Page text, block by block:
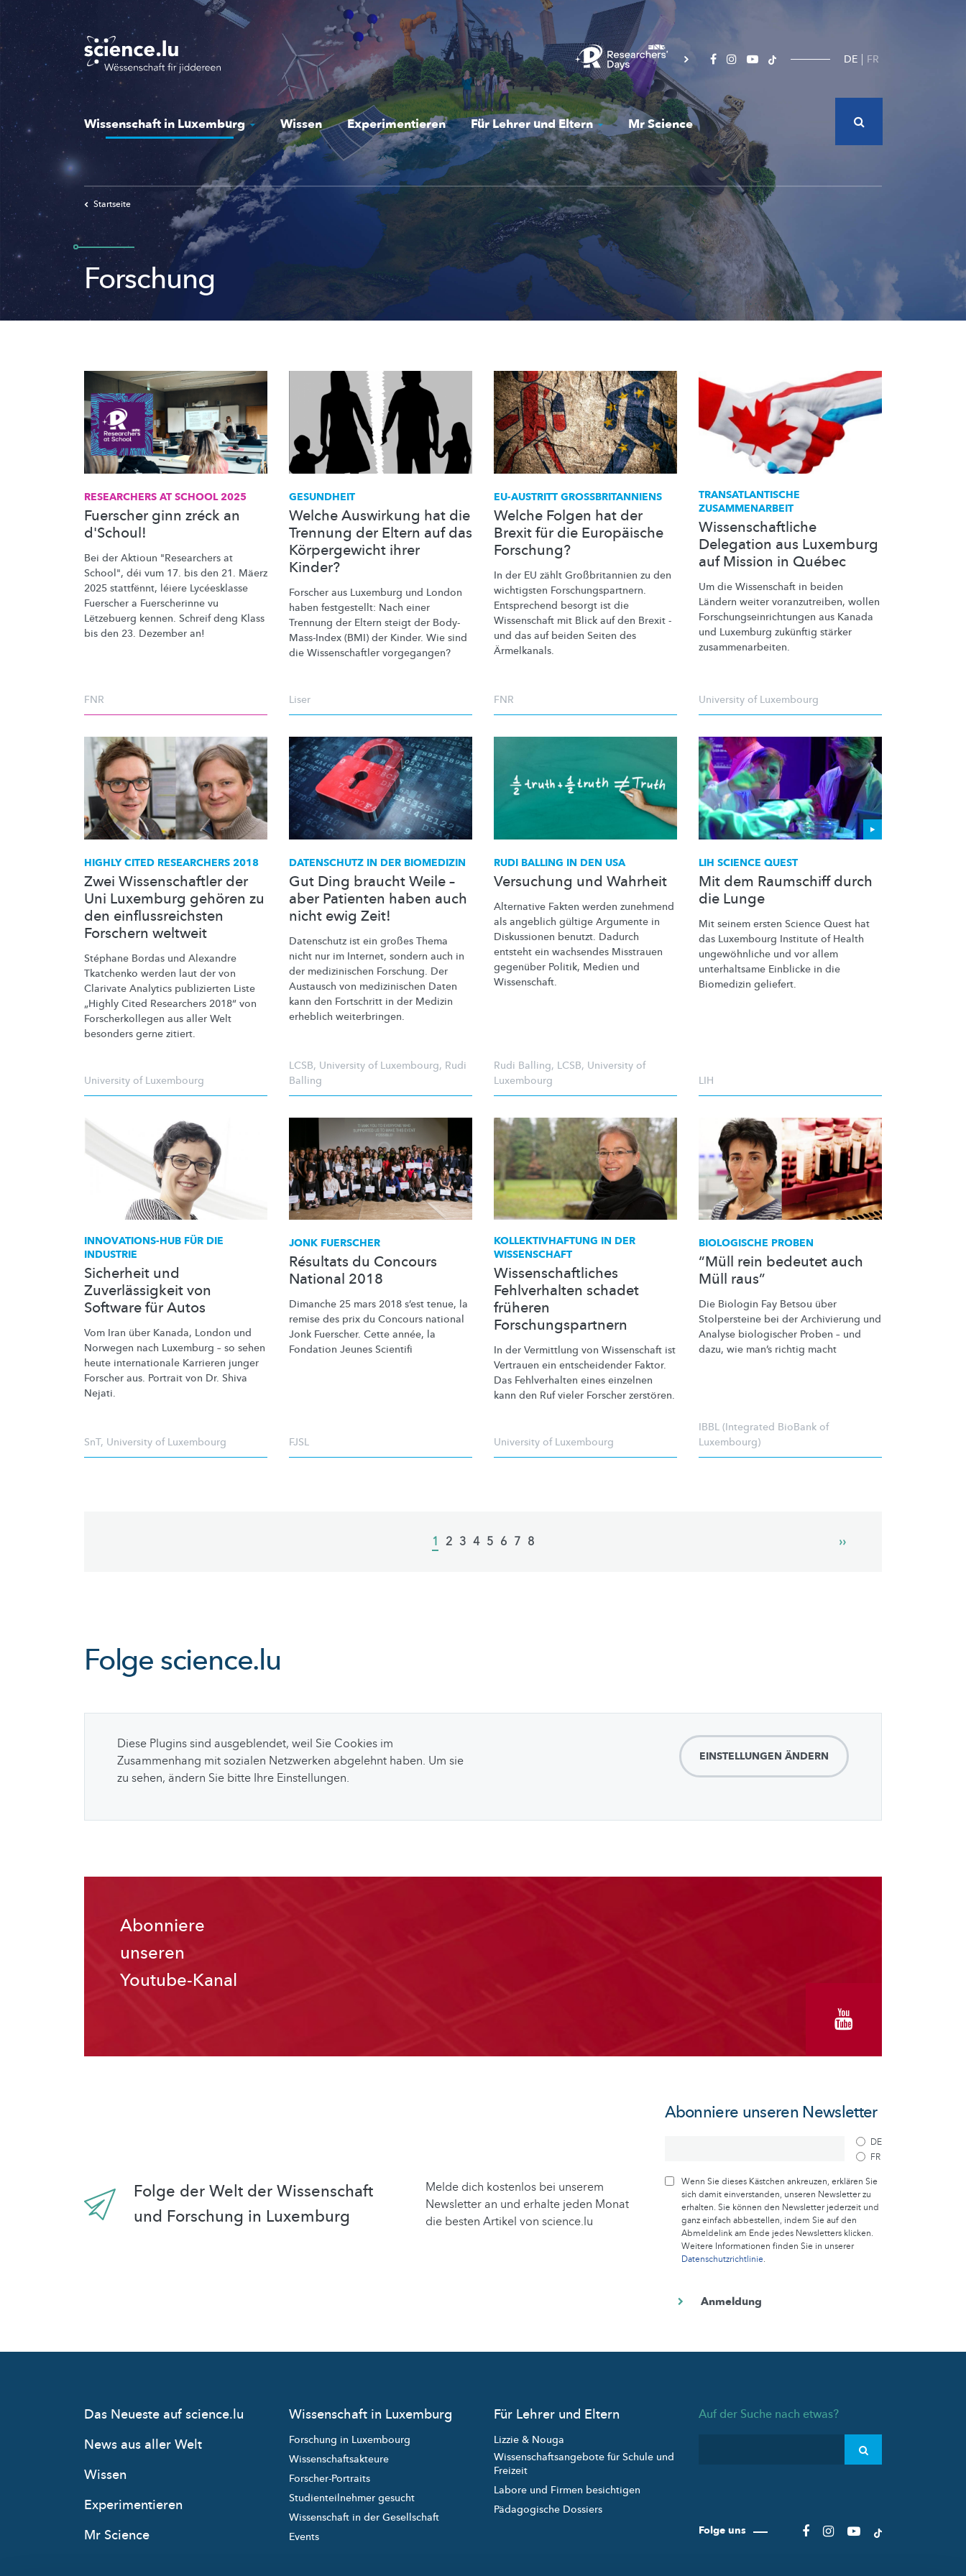
Skip
to
main
content
DE FR
Wissenschaft in Luxemburg Wissen Experimentieren Für Lehrer und Eltern Mr Science
Startseite
Forschung
RESEARCHERS AT SCHOOL 2025
Fuerscher ginn zréck an
d'Schoul!
Bei der Aktioun "Researchers at
School", déi vum 17. bis den 21. Mäerz
2025 stattfënnt, léiere Lycéesklasse
Fuerscher a Fuerscherinne vu
Lëtzebuerg kennen. Schreif deng Klass
bis den 23. Dezember an!
FNR
GESUNDHEIT
Welche Auswirkung hat die
Trennung der Eltern auf das
Körpergewicht ihrer
Kinder?
Forscher aus Luxemburg und London
haben festgestellt: Nach einer
Trennung der Eltern steigt der Body-
Mass-Index (BMI) der Kinder. Wie sind
die Wissenschaftler vorgegangen?
Liser
EU-AUSTRITT GROSSBRITANNIENS
Welche Folgen hat der
Brexit für die Europäische
Forschung?
In der EU zählt Großbritannien zu den
wichtigsten Forschungspartnern.
Entsprechend besorgt ist die
Wissenschaft mit Blick auf den Brexit -
und das auf beiden Seiten des
Ärmelkanals.
FNR
TRANSATLANTISCHE
ZUSAMMENARBEIT
Wissenschaftliche
Delegation aus Luxemburg
auf Mission in Québec
Um die Wissenschaft in beiden
Ländern weiter voranzutreiben, wollen
Forschungseinrichtungen aus Kanada
und Luxemburg zukünftig stärker
zusammenarbeiten.
University of Luxembourg
HIGHLY CITED RESEARCHERS 2018
Zwei Wissenschaftler der
Uni Luxemburg gehören zu
den einflussreichsten
Forschern weltweit
Stéphane Bordas und Alexandre
Tkatchenko werden laut der von
Clarivate Analytics publizierten Liste
„Highly Cited Researchers 2018“ von
Forscherkollegen aus aller Welt
besonders gerne zitiert.
University of Luxembourg
DATENSCHUTZ IN DER BIOMEDIZIN
Gut Ding braucht Weile –
aber Patienten haben auch
nicht ewig Zeit!
Datenschutz ist ein großes Thema
nicht nur im Internet, sondern auch in
der medizinischen Forschung. Der
Austausch von medizinischen Daten
kann den Fortschritt in der Medizin
erheblich weiterbringen.
LCSB, University of Luxembourg, Rudi
Balling
RUDI BALLING IN DEN USA
Versuchung und Wahrheit
Alternative Fakten werden zunehmend
als angeblich gültige Argumente in
Diskussionen benutzt. Dadurch
entsteht ein wachsendes Misstrauen
gegenüber Politik, Medien und
Wissenschaft.
Rudi Balling, LCSB, University of
Luxembourg
LIH SCIENCE QUEST
Mit dem Raumschiff durch
die Lunge
Mit seinem ersten Science Quest hat
das Luxembourg Institute of Health
ungewöhnliche und vor allem
unterhaltsame Einblicke in die
Biomedizin geliefert.
LIH
INNOVATIONS-HUB FÜR DIE
INDUSTRIE
Sicherheit und
Zuverlässigkeit von
Software für Autos
Vom Iran über Kanada, London und
Norwegen nach Luxemburg – so sehen
heute internationale Karrieren junger
Forscher aus. Portrait von Dr. Shiva
Nejati.
SnT, University of Luxembourg
JONK FUERSCHER
Résultats du Concours
National 2018
Dimanche 25 mars 2018 s’est tenue, la
remise des prix du Concours national
Jonk Fuerscher. Cette année, la
Fondation Jeunes Scientifi
FJSL
KOLLEKTIVHAFTUNG IN DER
WISSENSCHAFT
Wissenschaftliches
Fehlverhalten schadet
früheren
Forschungspartnern
In der Vermittlung von Wissenschaft ist
Vertrauen ein entscheidender Faktor.
Das Fehlverhalten eines einzelnen
kann den Ruf vieler Forscher zerstören.
University of Luxembourg
BIOLOGISCHE PROBEN
“Müll rein bedeutet auch
Müll raus”
Die Biologin Fay Betsou über
Stolpersteine bei der Archivierung und
Analyse biologischer Proben – und
dazu, wie man’s richtig macht
IBBL (Integrated BioBank of
Luxembourg)
Current
1 Page
2 Page
3 Page
4 Page
5 Page
6 Page
7 Page
8
Next
››
Folge science.lu
Diese Plugins sind ausgeblendet, weil Sie Cookies im
Zusammenhang mit sozialen Netzwerken abgelehnt haben. Um sie
zu sehen, ändern Sie bitte Ihre Einstellungen.
EINSTELLUNGEN ÄNDERN
Abonniere
unseren
Youtube-Kanal
Folge der Welt der Wissenschaft
und Forschung in Luxemburg
Melde dich kostenlos bei unserem
Newsletter an und erhalte jeden Monat
die besten Artikel von science.lu
Abonniere unseren Newsletter
DE
FR
Wenn Sie dieses Kästchen ankreuzen, erklären Sie
sich damit einverstanden, unseren Newsletter zu
erhalten. Sie können den Newsletter jederzeit und
ganz einfach abbestellen, indem Sie auf den
Abmeldelink am Ende jedes Newsletters klicken.
Weitere Informationen finden Sie in unserer
Datenschutzrichtlinie.
Das Neueste auf science.lu
News aus aller Welt
Wissen
Experimentieren
Mr Science
Wissenschaft in Luxemburg
Forschung in Luxembourg
Wissenschaftsakteure
Forscher-Portraits
Studienteilnehmer gesucht
Wissenschaft in der Gesellschaft
Events
Für Lehrer und Eltern
Lizzie & Nouga
Wissenschaftsangebote für Schule und
Freizeit
Labore und Firmen besichtigen
Pädagogische Dossiers
Auf der Suche nach etwas?
Folge uns